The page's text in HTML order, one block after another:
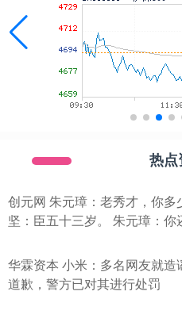
热
创元网 朱元璋：老秀才，你多
坚：臣五十三岁。 朱元璋：你
华霖资本 小米：多名网友就造
道歉，警方已对其进行处罚